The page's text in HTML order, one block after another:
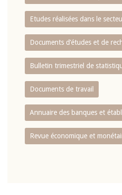
Etudes réalisées dans le
Documents d’études et de
Bulletin trimestriel de
Documents de travail
Annuaire des banques et
Revue économique et